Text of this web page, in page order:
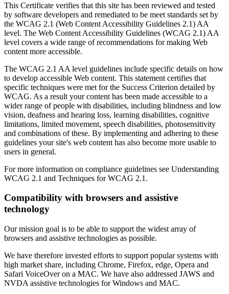
This Certificate verifies that this site has been reviewed and tested
by software developers and remediated to be meet standards set by
the WCAG 2.1 (Web Content Accessibility Guidelines 2.1) AA
level. The Web Content Accessibility Guidelines (WCAG 2.1) AA
level covers a wide range of recommendations for making Web
content more accessible.
The WCAG 2.1 AA level guidelines include specific details on how
to develop accessible Web content. This statement certifies that
specific techniques were met for the Success Criterion detailed by
WCAG. As a result your content has been made accessible to a
wider range of people with disabilities, including blindness and low
vision, deafness and hearing loss, learning disabilities, cognitive
limitations, limited movement, speech disabilities, photosensitivity
and combinations of these. By implementing and adhering to these
guidelines your site's web content has also become more usable to
users in general.
For more information on compliance guidelines see Understanding
WCAG 2.1 and Techniques for WCAG 2.1.
Compatibility with browsers and assistive
technology
Our mission goal is to be able to support the widest array of
browsers and assistive technologies as possible.
We have therefore invested efforts to support popular systems with
high market share, including Chrome, Firefox, edge, Opera and
Safari VoiceOver on a MAC. We have also addressed JAWS and
NVDA assistive technologies for Windows and MAC.